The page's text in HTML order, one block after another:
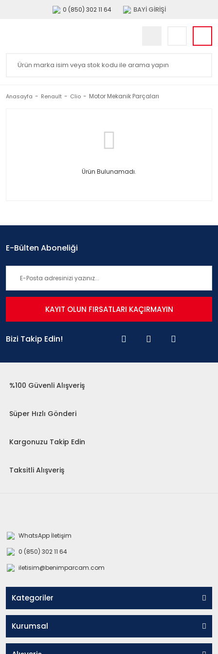
0 (850) 302 11 64 BAYİ GİRİŞİ
Anasayfa Renault Clio Motor Mekanik Parçaları
Ürün Bulunamadı.
E-Bülten Aboneliği
KAYIT OLUN FIRSATLARI KAÇIRMAYIN
Bizi Takip Edin!
%100 Güvenli Alışveriş
Süper Hızlı Gönderi
Kargonuzu Takip Edin
Taksitli Alışveriş
WhatsApp İletişim
0 (850) 302 11 64
iletisim@benimparcam.com
Kategoriler
Kurumsal